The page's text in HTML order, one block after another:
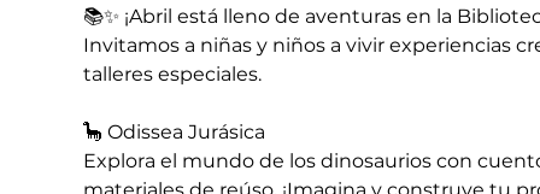
📚✨ ¡Abril está lleno de aventuras en la
Invitamos a niñas y niños a vivir experiencias
talleres especiales.
🦕 Odissea Jurásica
Explora el mundo de los dinosaurios con
materiales de reúso. ¡Imagina y construye tu